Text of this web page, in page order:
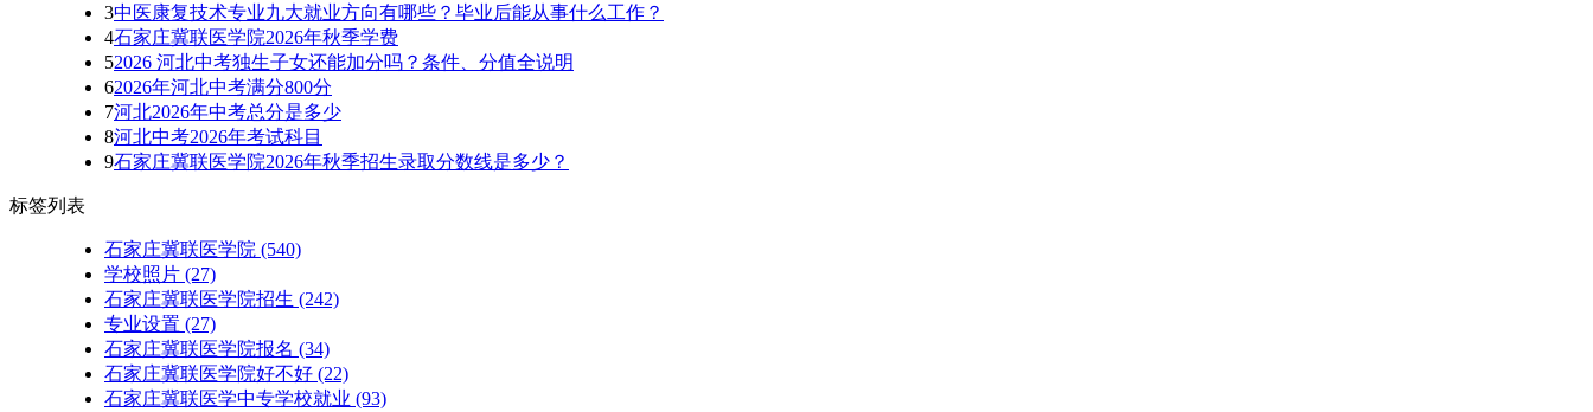
3中医康复技术专业九大就业方向有哪些？毕业后能从事什么工作？
4石家庄冀联医学院2026年秋季学费
52026 河北中考独生子女还能加分吗？条件、分值全说明
62026年河北中考满分800分
7河北2026年中考总分是多少
8河北中考2026年考试科目
9石家庄冀联医学院2026年秋季招生录取分数线是多少？
标签列表
石家庄冀联医学院 (540)
学校照片 (27)
石家庄冀联医学院招生 (242)
专业设置 (27)
石家庄冀联医学院报名 (34)
石家庄冀联医学院好不好 (22)
石家庄冀联医学中专学校就业 (93)